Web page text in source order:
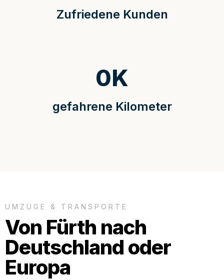
Zufriedene Kunden
gefahrene Kilometer
0K
UMZÜGE & TRANSPORTE
Von Fürth nach
Deutschland oder
Europa